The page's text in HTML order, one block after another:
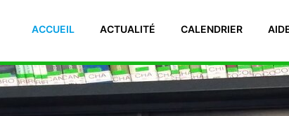
2092 Tunisie Téléphone : (+216) 71 885 011/ 71885
ACCUEIL ACTUALITÉ CALENDRIER